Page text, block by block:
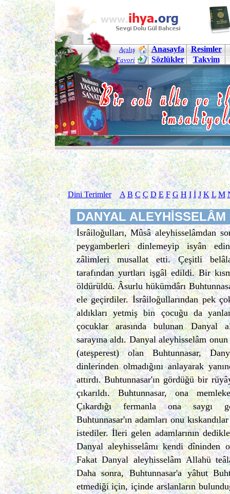
Açılış
Favori
Anasayfa
Resimler
Sözlükler
Takvim
Dini Terimler A B C Ç D E F G H I İ J K L M
DANYAL ALEYHİSSELÂM
İsrâiloğulları, Mûsâ aleyhisselâmdan
peygamberleri dinlemeyip isyân
zâlimleri musallat etti. Çeşitli
tarafından yurtları işgâl edildi. Bir
öldürüldü. Âsurlu hükümdârı
ele geçirdiler. İsrâiloğullarından pek
aldıkları yetmiş bin çocuğu da
çocuklar arasında bulunan Danyal
sarayına aldı. Danyal aleyhisselâm
(ateşperest) olan Buhtunnasar,
dinlerinden olmadığını anlayarak
attırdı. Buhtunnasar'ın gördüğü bir
çıkarıldı. Buhtunnasar, ona
Çıkardığı fermanla ona saygı
Buhtunnasar'ın adamları onu
istediler. İleri gelen adamlarının
Danyal aleyhisselâmı kendi dîninden
Fakat Danyal aleyhisselâm Allahü
Daha sonra, Buhtunnasar'a yâhut
etmediği için, içinde arslanların